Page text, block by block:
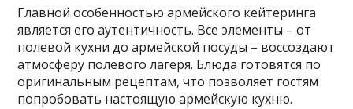
Главной особенностью армейского кейтеринга
является его аутентичность. Все элементы – от
полевой кухни до армейской посуды – воссоздают
атмосферу полевого лагеря. Блюда готовятся по
оригинальным рецептам, что позволяет гостям
попробовать настоящую армейскую кухню.